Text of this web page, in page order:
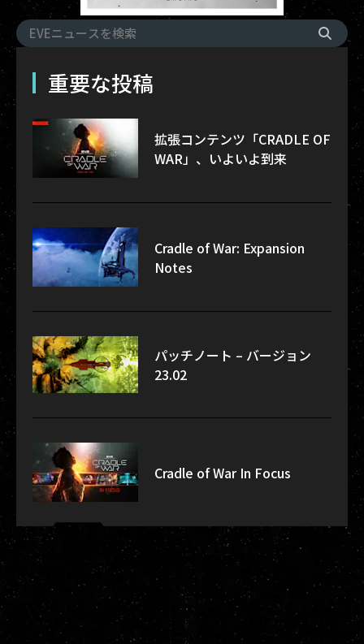
重要な投稿
拡張コンテンツ「CRADLE OF
WAR」、いよいよ到来
Cradle of War: Expansion
Notes
パッチノート – バージョン
23.02
Cradle of War In Focus